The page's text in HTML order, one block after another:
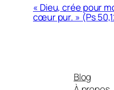
« Dieu, crée pour
cœur pur. » (Ps
Blog